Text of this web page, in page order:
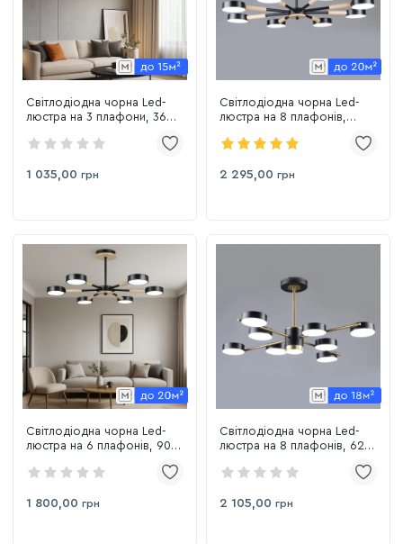
Світлодіодна чорна Led-
люстра на 3 плафони, 36W
BK+COP
1 035,00 грн
Світлодіодна чорна Led-
люстра на 8 плафонів,
N6351/8 BK+WOOD
2 295,00 грн
Світлодіодна чорна Led-
люстра на 6 плафонів, 90W
BK+WOOD
1 800,00 грн
Світлодіодна чорна Led-
люстра на 8 плафонів, 62W
COP+BK
2 105,00 грн